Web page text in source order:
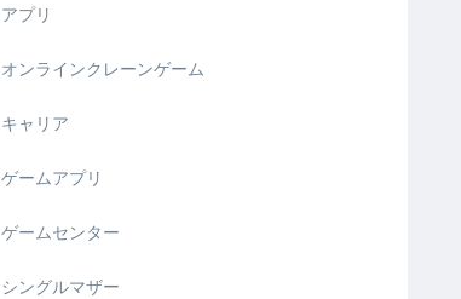
アプリ
オンラインクレーンゲーム
キャリア
ゲームアプリ
ゲームセンター
シングルマザー